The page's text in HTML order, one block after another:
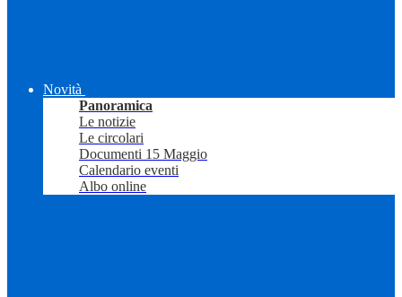
Novità
Panoramica
Le notizie
Le circolari
Documenti 15 Maggio
Calendario eventi
Albo online